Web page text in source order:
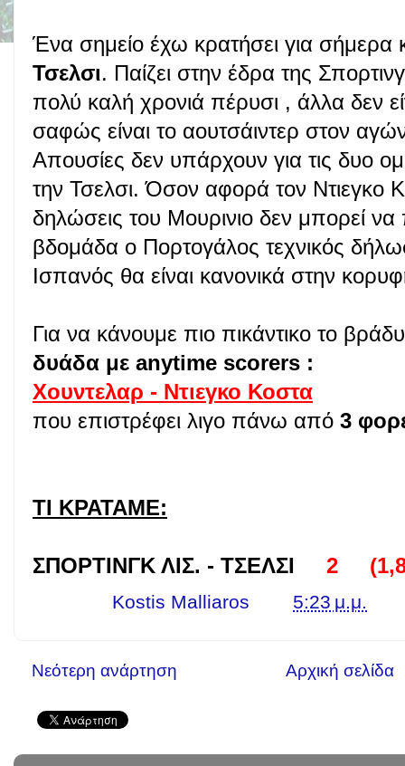
Ένα σημείο έχω κρατήσει για σήμερα
Τσελσι. Παίζει στην έδρα της
πολύ καλή χρονιά πέρυσι , άλλα δεν
σαφώς είναι το αουτσάιντερ στον
Απουσίες δεν υπάρχουν για τις δυο
την Τσελσι. Όσον αφορά τον
δηλώσεις του Μουρινιο δεν μπορεί να
βδομάδα ο Πορτογάλος τεχνικός
Ισπανός θα είναι κανονικά στην
Για να κάνουμε πιο πικάντικο το
δυάδα με anytime scorers :
Χουντελαρ - Ντιεγκο Κοστα
που επιστρέφει λιγο πάνω από 3
ΤΙ ΚΡΑΤΑΜΕ:
ΣΠΟΡΤΙΝΓΚ ΛΙΣ. - ΤΣΕΛΣΙ 2
Kostis Malliaros 5:23 μ.μ.
Νεότερη ανάρτηση Αρχική σελίδα